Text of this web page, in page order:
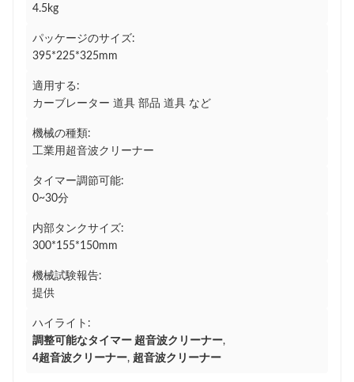
4.5kg
パッケージのサイズ:
395*225*325mm
適用する:
カーブレーター 道具 部品 道具 など
機械の種類:
工業用超音波クリーナー
タイマー調節可能:
0~30分
内部タンクサイズ:
300*155*150mm
機械試験報告:
提供
ハイライト:
調整可能なタイマー 超音波クリーナー,
4超音波クリーナー, 超音波クリーナー